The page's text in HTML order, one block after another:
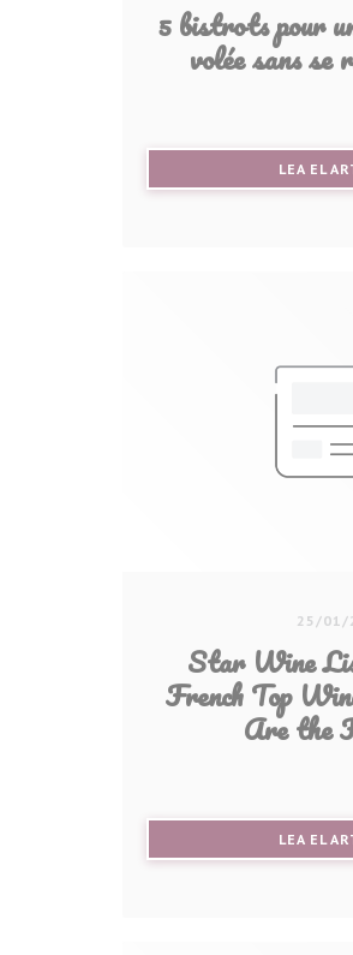
5 bistrots pour
volée sans
LEA EL
25/01/
Star Wine
French Top
Are the
LEA EL